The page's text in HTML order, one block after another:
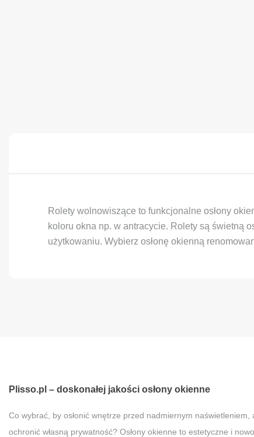
Rolety wolnowiszące to funkcjonalne osłony
koloru okna np. w antracycie. Rolety są świetną
użytkowaniu. Wybierz osłonę okienną
Plisso.pl – doskonałej jakości osłony okienne
Co wybrać, by osłonić wnętrze przed nadmiernym naświetleniem,
ochronić własną prywatność? Osłony okienne to estetyczne i